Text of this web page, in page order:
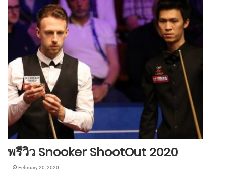
พรีวิว Snooker ShootOut 2020
February 20, 2020